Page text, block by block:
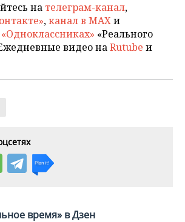
на телеграм-канал,
,канал в MAXи
«Реального
видео наRutube и
время» в Дзен